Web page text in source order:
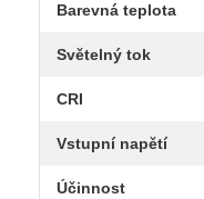
Barevná teplota
Světelný tok
CRI
Vstupní napětí
Účinnost